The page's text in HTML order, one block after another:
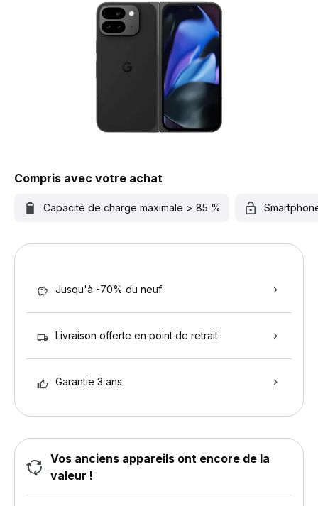
Compris avec votre achat
Capacité de charge maximale > 85 %
Jusqu'à -70% du neuf
Livraison offerte en point de retrait
Garantie 3 ans
Vos anciens appareils ont encore de la
valeur !